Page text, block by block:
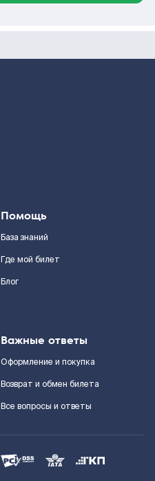
Помощь
База знаний
Где мой билет
Блог
Важные ответы
Оформление и покупка
Возврат и обмен билета
Все вопросы и ответы